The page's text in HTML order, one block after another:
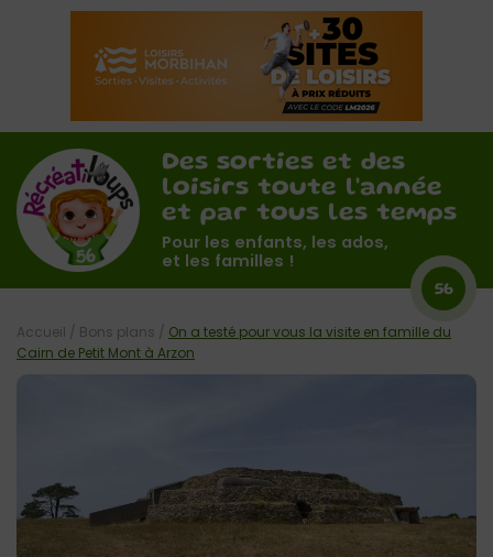
Des sorties et des
loisirs toute l'année
et par tous les temps
Pour les enfants, les ados,
et les familles !
56
Accueil / Bons plans / On a testé pour vous la visite en famille du
Cairn de Petit Mont à Arzon